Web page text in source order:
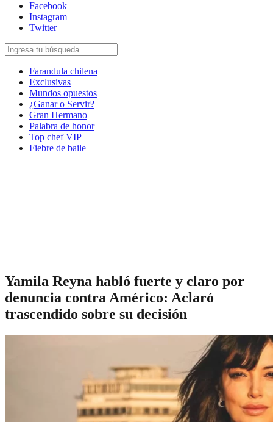
Facebook
Instagram
Twitter
Farandula chilena
Exclusivas
Mundos opuestos
¿Ganar o Servir?
Gran Hermano
Palabra de honor
Top chef VIP
Fiebre de baile
Yamila Reyna habló fuerte y claro por
denuncia contra Américo: Aclaró
trascendido sobre su decisión